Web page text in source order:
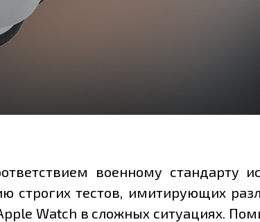
военному стандарту
строгих тестов, имитирующих
Watch в сложных ситуациях.